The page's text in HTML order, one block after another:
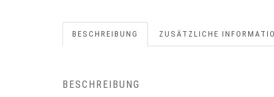
BESCHREIBUNG ZUSÄTZLICHE
BESCHREIBUNG